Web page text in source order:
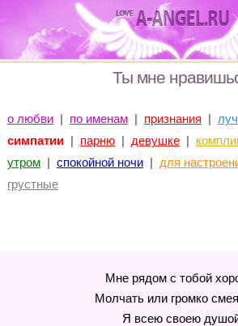
Ты мне
о любви| по именам| признания |
симпатии| парню| девушке|
утром| спокойной ночи| для
грустные
Мне рядом с тобой
Молчать или громко
Я всею своею